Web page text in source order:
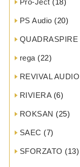
Pro-Ject (18)
PS Audio (20)
QUADRASPIRE
rega (22)
REVIVAL AUDIO
RIVIERA(6)
ROKSAN (25)
SAEC (7)
SFORZATO (13)